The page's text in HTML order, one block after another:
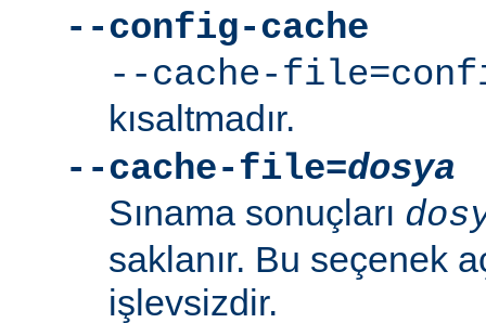
--config-cache
--cache-
kısaltmadır.
--cache-file=dosya
Sınama sonuçları
saklanır. Bu seçenek
işlevsizdir.